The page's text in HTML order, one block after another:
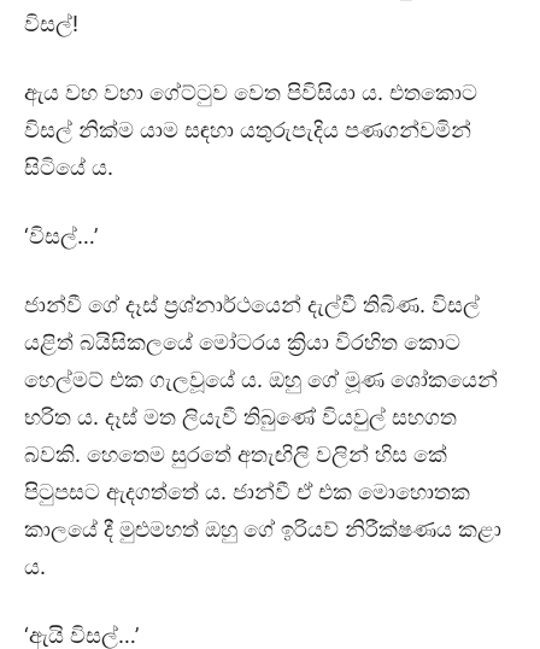
විසල්!
ඇය වහ වහා ගේට්ටුව වෙත පිවිසියා ය. එතකොට
විසල් නික්ම යාම සඳහා යතුරුපැදිය පණගන්වමින්
සිටියේ ය.
‘විසල්…’
ජාන්වී ගේ දෑස් ප්‍රශ්නාර්ථයෙන් දැල්වී තිබිණ. විසල්
යළිත් බයිසිකලයේ මෝටරය ක්‍රියා විරහිත කොට
හෙල්මට් එක ගැලවූයේ ය. ඔහු ගේ මූණ ශෝකයෙන්
භරිත ය. දෑස් මත ලියැවී තිබුණේ වියවුල් සහගත
බවකි. හෙතෙම සුරතේ අතැඟිලි වලින් හිස කේ
පිටුපසට ඇදගත්තේ ය. ජාන්වී ඒ එක මොහොතක
කාලයේ දී මුළුමහත් ඔහු ගේ ඉරියව් නිරීක්ෂණය කළා
ය.
‘ඇයි විසල්…’